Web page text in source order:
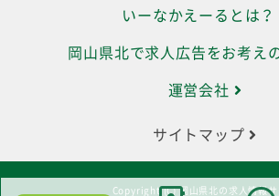
いーなかえーるとは？
岡山県北で求人広告をお考え
運営会社
サイトマップ
Copyright (C) 岡山県北の求人情報サ